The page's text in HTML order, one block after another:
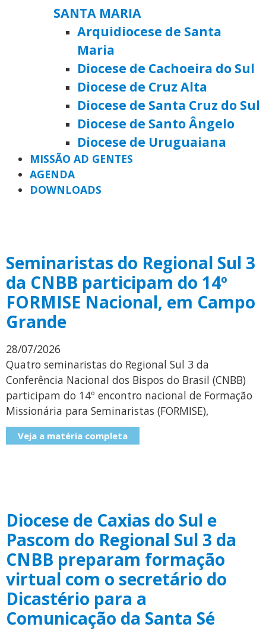
SANTA MARIA
Arquidiocese de Santa
Maria
Diocese de Cachoeira do Sul
Diocese de Cruz Alta
Diocese de Santa Cruz do Sul
Diocese de Santo Ângelo
Diocese de Uruguaiana
MISSÃO AD GENTES
AGENDA
DOWNLOADS
Seminaristas do Regional Sul 3
da CNBB participam do 14º
FORMISE Nacional, em Campo
Grande
28/07/2026
Quatro seminaristas do Regional Sul 3 da
Conferência Nacional dos Bispos do Brasil (CNBB)
participam do 14º encontro nacional de Formação
Missionária para Seminaristas (FORMISE),
Veja a matéria completa
Diocese de Caxias do Sul e
Pascom do Regional Sul 3 da
CNBB preparam formação
virtual com o secretário do
Dicastério para a
Comunicação da Santa Sé